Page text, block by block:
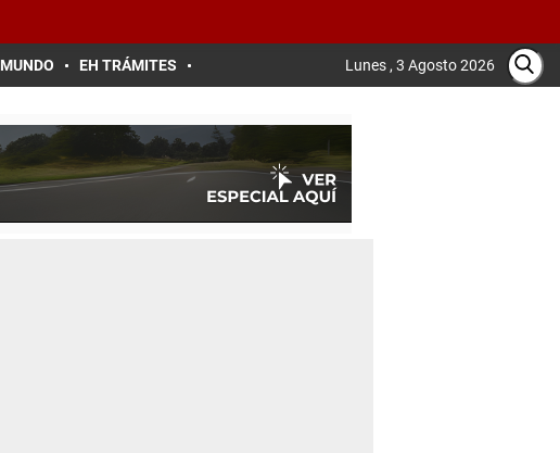
MUNDO EH TRÁMITES Lunes , 3 Agosto 2026